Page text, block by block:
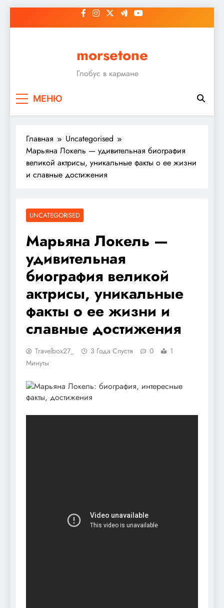
к
morsetone
Глобус в кармане
МЕНЮ
Главная
Uncategorised
Марьяна Локель — удивительная биография
великой актрисы, уникальные факты о ее жизни
и славные достижения
UNCATEGORISED
Марьяна Локель —
удивительная
биография великой
актрисы, уникальные
факты о ее жизни и
славные достижения
Travelbox27_ 3 Года Спустя 0
1
Минуты